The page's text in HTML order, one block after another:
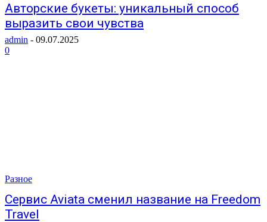
Авторские букеты: уникальный способ
выразить свои чувства
admin - 09.07.2025
0
Разное
Сервис Aviata сменил название на Freedom
Travel